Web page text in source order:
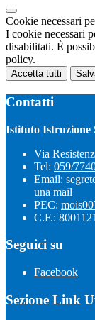
Cookie necessari
I cookie necessari
disabilitati. È
policy.
Accetta tutti
Contatti
Istituto Istruzione
Via
Tel: 059/
Email:
una mail
PEC:
C.F.:
Seguici su
Facebook
Sezione Link